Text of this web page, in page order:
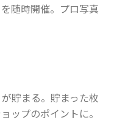
随時開催。プロ写真
貯まる。貯まった枚
ップのポイントに。